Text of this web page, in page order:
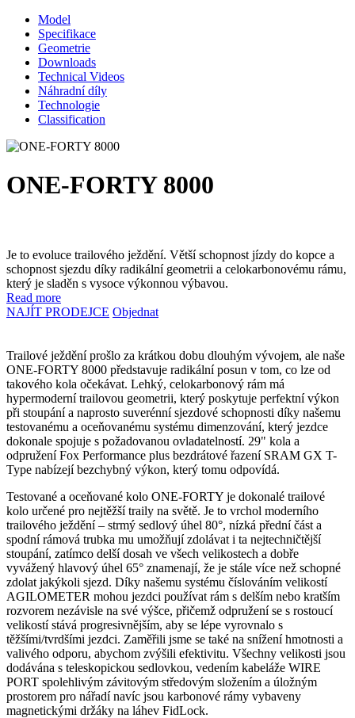
Model
Specifikace
Geometrie
Downloads
Technical Videos
Náhradní díly
Technologie
Classification
ONE-FORTY 8000
Je to evoluce trailového ježdění. Větší schopnost jízdy do kopce a
schopnost sjezdu díky radikální geometrii a celokarbonovému rámu,
který je sladěn s vysoce výkonnou výbavou.
Read more
NAJÍT PRODEJCE Objednat
Trailové ježdění prošlo za krátkou dobu dlouhým vývojem, ale naše
ONE-FORTY 8000 představuje radikální posun v tom, co lze od
takového kola očekávat. Lehký, celokarbonový rám má
hypermoderní trailovou geometrii, který poskytuje perfektní výkon
při stoupání a naprosto suverénní sjezdové schopnosti díky našemu
testovanému a oceňovanému systému dimenzování, který jezdce
dokonale spojuje s požadovanou ovladatelností. 29" kola a
odpružení Fox Performance plus bezdrátové řazení SRAM GX T-
Type nabízejí bezchybný výkon, který tomu odpovídá.
Testované a oceňované kolo ONE-FORTY je dokonalé trailové
kolo určené pro nejtěžší traily na světě. Je to vrchol moderního
trailového ježdění – strmý sedlový úhel 80°, nízká přední část a
spodní rámová trubka mu umožňují zdolávat i ta nejtechničtější
stoupání, zatímco delší dosah ve všech velikostech a dobře
vyvážený hlavový úhel 65° znamenají, že je stále více než schopné
zdolat jakýkoli sjezd. Díky našemu systému číslováním velikostí
AGILOMETER mohou jezdci používat rám s delším nebo kratším
rozvorem nezávisle na své výšce, přičemž odpružení se s rostoucí
velikostí stává progresivnějším, aby se lépe vyrovnalo s
těžšími/tvrdšími jezdci. Zaměřili jsme se také na snížení hmotnosti a
valivého odporu, abychom zvýšili efektivitu. Všechny velikosti jsou
dodávána s teleskopickou sedlovkou, vedením kabeláže WIRE
PORT spolehlivým závitovým středovým složením a úložným
prostorem pro nářadí navíc jsou karbonové rámy vybaveny
magnetickými držáky na láhev FidLock.